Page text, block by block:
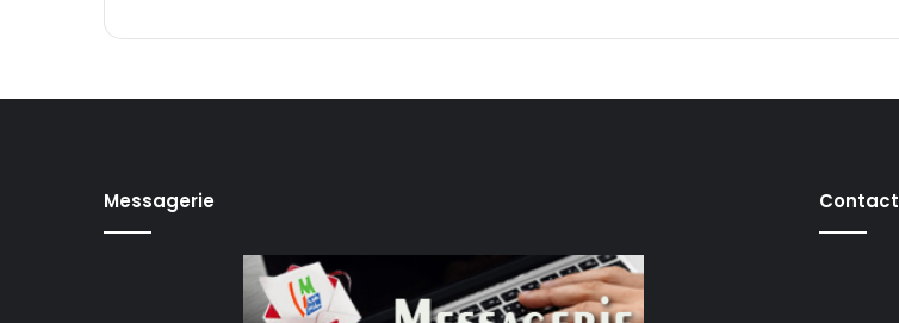
Messagerie Contact